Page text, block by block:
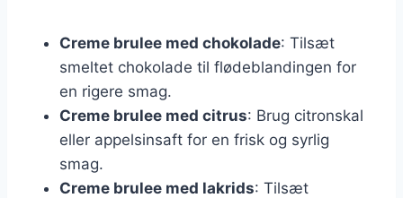
Creme brulee med chokolade: Tilsæt
smeltet chokolade til flødeblandingen for
en rigere smag.
Creme brulee med citrus: Brug citronskal
eller appelsinsaft for en frisk og syrlig
smag.
Creme brulee med lakrids: Tilsæt